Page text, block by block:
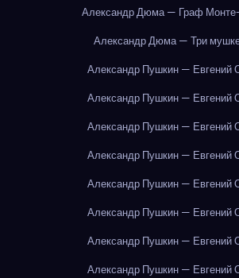
Александр Дюма — Граф
Александр Дюма — Три
Александр Пушкин — Евгений
Александр Пушкин — Евгений
Александр Пушкин — Евгений
Александр Пушкин — Евгений
Александр Пушкин — Евгений
Александр Пушкин — Евгений
Александр Пушкин — Евгений
Александр Пушкин — Евгений